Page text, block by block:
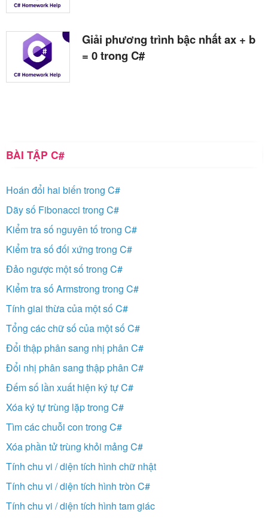
Giải phương trình bậc nhất ax + b
= 0 trong C#
BÀI TẬP C#
Hoán đổi hai biến trong C#
Dãy số Fibonacci trong C#
Kiểm tra số nguyên tố trong C#
Kiểm tra số đối xứng trong C#
Đảo ngược một số trong C#
Kiểm tra số Armstrong trong C#
Tính giai thừa của một số C#
Tổng các chữ số của một số C#
Đổi thập phân sang nhị phân C#
Đổi nhị phân sang thập phân C#
Đếm số lần xuất hiện ký tự C#
Xóa ký tự trùng lặp trong C#
Tìm các chuỗi con trong C#
Xóa phần tử trùng khỏi mảng C#
Tính chu vi / diện tích hình chữ nhật
Tính chu vi / diện tích hình tròn C#
Tính chu vi / diện tích hình tam giác